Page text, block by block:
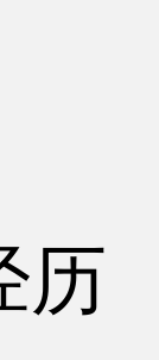
历